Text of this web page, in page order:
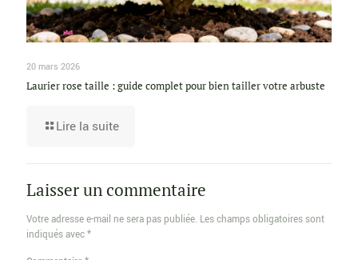
20 mars 2026
Laurier rose taille : guide complet pour bien tailler votre arbuste
Lire la suite
Laisser un commentaire
Votre adresse e-mail ne sera pas publiée. Les champs obligatoires sont
indiqués avec*